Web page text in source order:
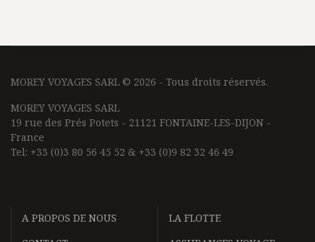
MOREY VOYAGES SARL © 2026 - Tous droits réservés.
MOREY VOYAGES SARL
19 rue des Prés Potets - 21121 FONTAINE-LES-DIJON -
France
Tel: +33 (0)3 80 56 45 52 & +33 (0)9 82 32 46 49
A PROPOS DE NOUS
LA FLOTTE